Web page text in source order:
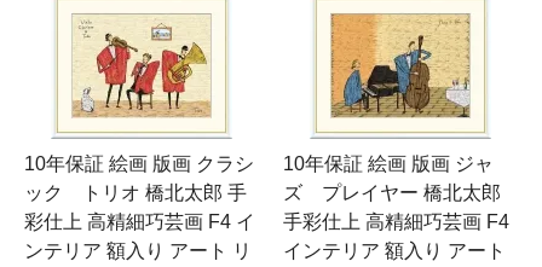
10年保証 絵画 版画 クラシ
ック トリオ 橋北太郎 手
彩仕上 高精細巧芸画 F4 イ
ンテリア 額入り アート リ
10年保証 絵画 版画 ジャ
ズ プレイヤー 橋北太郎
手彩仕上 高精細巧芸画 F4
インテリア 額入り アート